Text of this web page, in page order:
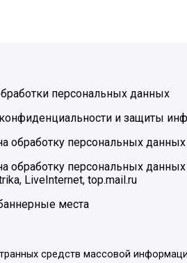
персональных данных
и защиты
обработку персональных
обработку персональных
LiveInternet, top.mail.ru
места
средств массовой